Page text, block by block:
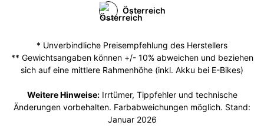
Österreich
* Unverbindliche Preisempfehlung des Herstellers
** Gewichtsangaben können +/- 10% abweichen und beziehen
sich auf eine mittlere Rahmenhöhe (inkl. Akku bei E-Bikes)
Weitere Hinweise:Irrtümer, Tippfehler und technische
Änderungen vorbehalten. Farbabweichungen möglich. Stand:
Januar 2026